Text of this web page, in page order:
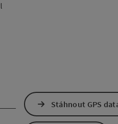
Stáhnout GPS